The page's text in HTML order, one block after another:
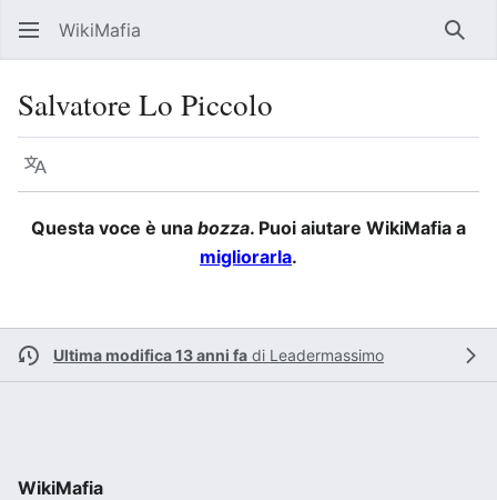
WikiMafia
Salvatore Lo Piccolo
Lingua
Questa voce è una bozza. Puoi aiutare WikiMafia a
migliorarla.
Ultima modifica 13 anni fa di Leadermassimo
WikiMafia